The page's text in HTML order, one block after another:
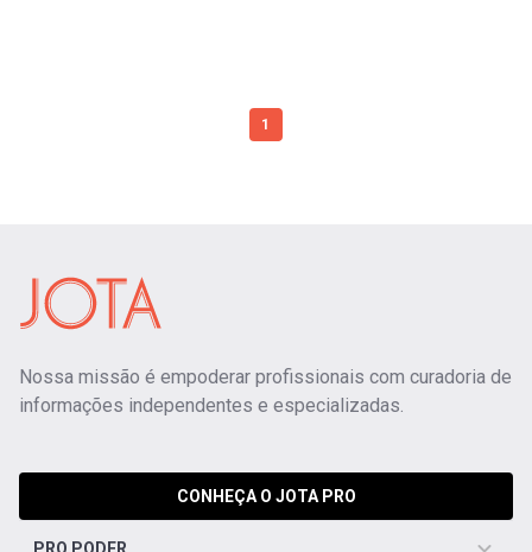
1
Nossa missão é empoderar profissionais com curadoria de
informações independentes e especializadas.
CONHEÇA O JOTA PRO